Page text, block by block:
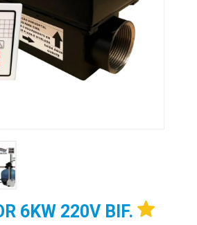
6KW 220V BIF.